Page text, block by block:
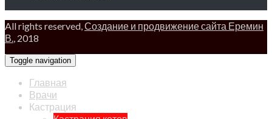
All rights reserved,Создание и продвижение сайта Еремин
В., 2018
Toggle navigation
Главная
Врачи
Кастрация